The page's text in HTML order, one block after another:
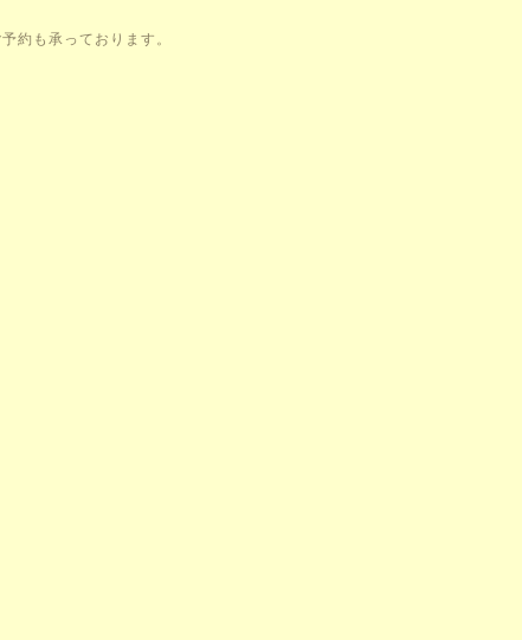
予約も承っております。